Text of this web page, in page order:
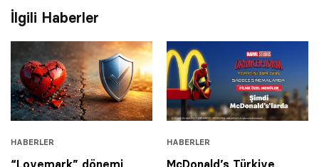
İlgili Haberler
HABERLER HABERLER